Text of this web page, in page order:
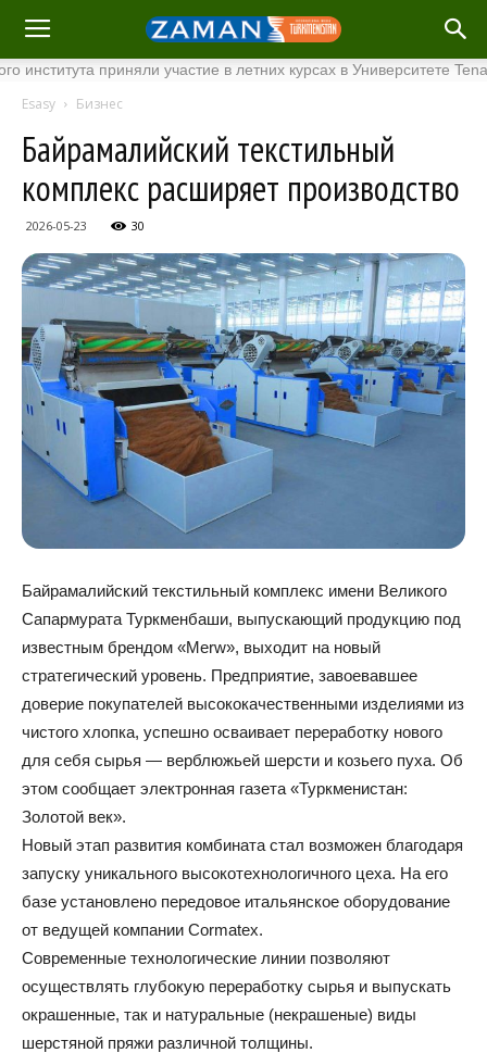
приняли участие в летних курсах в Университете Tenaga
Esasy Бизнес
Байрамалийский текстильный
комплекс расширяет производство
2026-05-23 30
Байрамалийский текстильный комплекс имени Великого
Сапармурата Туркменбаши, выпускающий продукцию под
известным брендом «Merw», выходит на новый
стратегический уровень. Предприятие, завоевавшее
доверие покупателей высококачественными изделиями из
чистого хлопка, успешно осваивает переработку нового
для себя сырья — верблюжьей шерсти и козьего пуха. Об
этом сообщает электронная газета «Туркменистан:
Золотой век».
Новый этап развития комбината стал возможен благодаря
запуску уникального высокотехнологичного цеха. На его
базе установлено передовое итальянское оборудование
от ведущей компании Cormatex.
Современные технологические линии позволяют
осуществлять глубокую переработку сырья и выпускать
окрашенные, так и натуральные (некрашеные) виды
шерстяной пряжи различной толщины.